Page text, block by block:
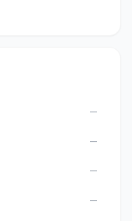
—
—
—
—